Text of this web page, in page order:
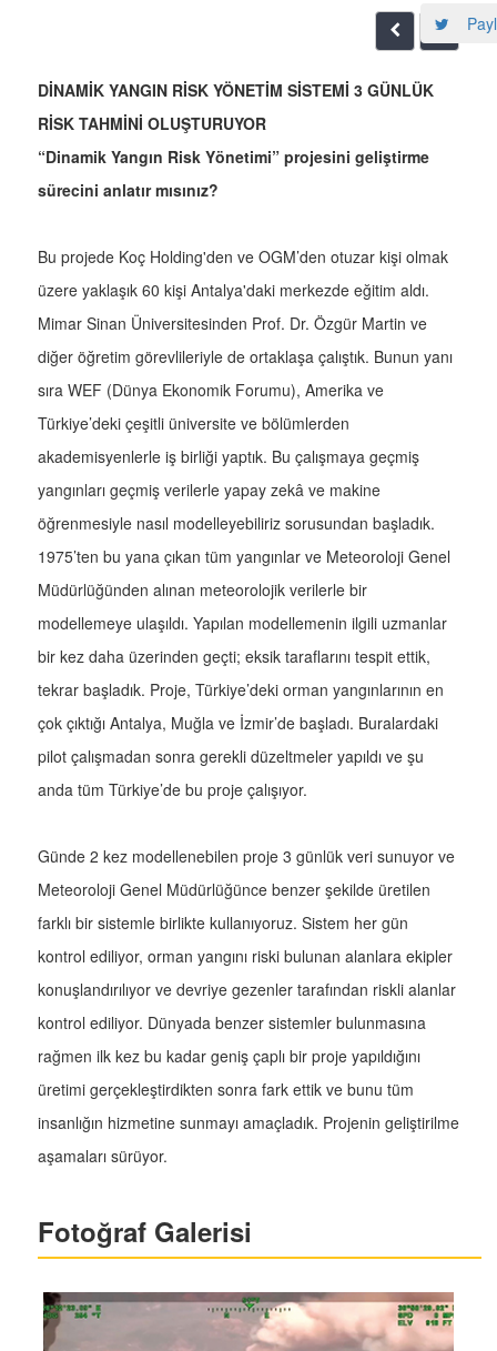
DİNAMİK YANGIN RİSK YÖNETİM SİSTEMİ 3 GÜNLÜK
RİSK TAHMİNİ OLUŞTURUYOR
“Dinamik Yangın Risk Yönetimi” projesini geliştirme
sürecini anlatır mısınız?
Bu projede Koç Holding'den ve OGM’den otuzar kişi olmak
üzere yaklaşık 60 kişi Antalya'daki merkezde eğitim aldı.
Mimar Sinan Üniversitesinden Prof. Dr. Özgür Martin ve
diğer öğretim görevlileriyle de ortaklaşa çalıştık. Bunun yanı
sıra WEF (Dünya Ekonomik Forumu), Amerika ve
Türkiye’deki çeşitli üniversite ve bölümlerden
akademisyenlerle iş birliği yaptık. Bu çalışmaya geçmiş
yangınları geçmiş verilerle yapay zekâ ve makine
öğrenmesiyle nasıl modelleyebiliriz sorusundan başladık.
1975’ten bu yana çıkan tüm yangınlar ve Meteoroloji Genel
Müdürlüğünden alınan meteorolojik verilerle bir
modellemeye ulaşıldı. Yapılan modellemenin ilgili uzmanlar
bir kez daha üzerinden geçti; eksik taraflarını tespit ettik,
tekrar başladık. Proje, Türkiye’deki orman yangınlarının en
çok çıktığı Antalya, Muğla ve İzmir’de başladı. Buralardaki
pilot çalışmadan sonra gerekli düzeltmeler yapıldı ve şu
anda tüm Türkiye’de bu proje çalışıyor.
Günde 2 kez modellenebilen proje 3 günlük veri sunuyor ve
Meteoroloji Genel Müdürlüğünce benzer şekilde üretilen
farklı bir sistemle birlikte kullanıyoruz. Sistem her gün
kontrol ediliyor, orman yangını riski bulunan alanlara ekipler
konuşlandırılıyor ve devriye gezenler tarafından riskli alanlar
kontrol ediliyor. Dünyada benzer sistemler bulunmasına
rağmen ilk kez bu kadar geniş çaplı bir proje yapıldığını
üretimi gerçekleştirdikten sonra fark ettik ve bunu tüm
insanlığın hizmetine sunmayı amaçladık. Projenin geliştirilme
aşamaları sürüyor.
Fotoğraf Galerisi